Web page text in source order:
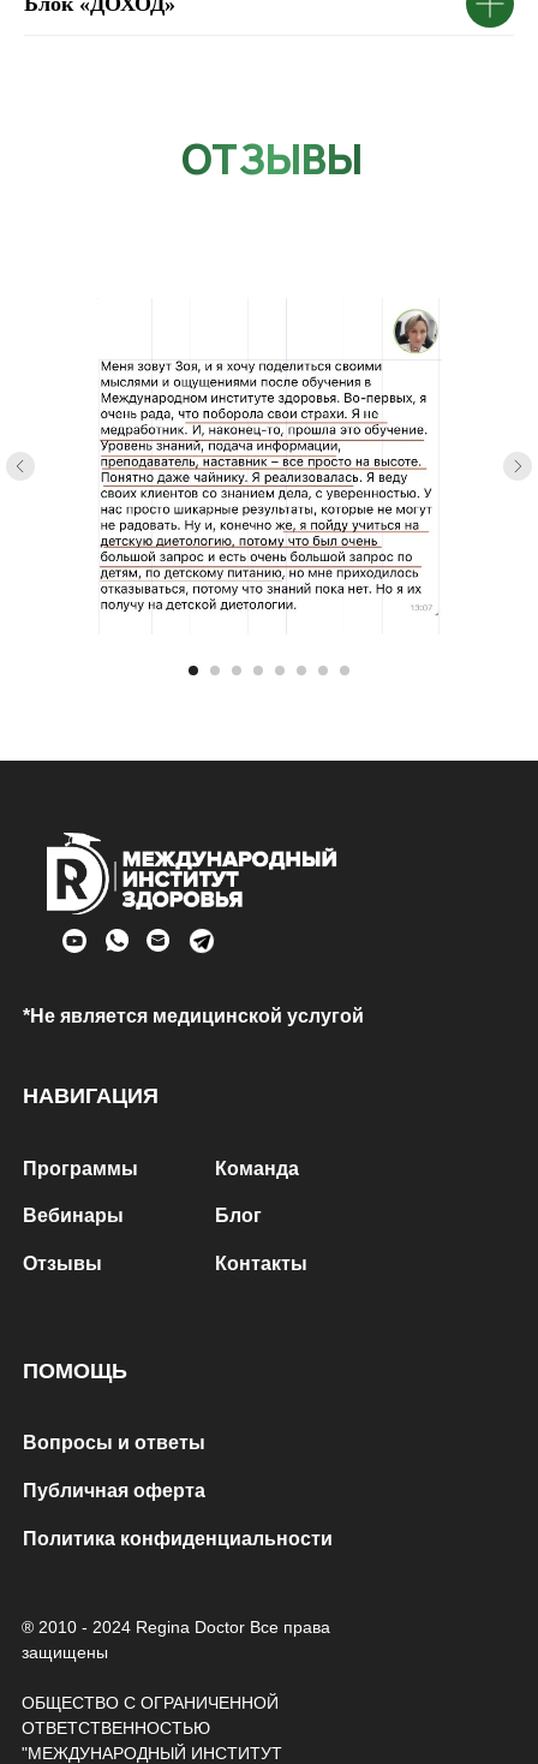
ОТЗЫВЫ
*Не является медицинской услугой
® 2010 - 2024 Regina Doctor Все права
защищены
ОБЩЕСТВО С ОГРАНИЧЕННОЙ
ОТВЕТСТВЕННОСТЬЮ
"МЕЖДУНАРОДНЫЙ ИНСТИТУТ
НАВИГАЦИЯ
ПОМОЩЬ
Программы
Вебинары
Отзывы
Команда
Блог
Контакты
Вопросы и ответы
Публичная оферта
Политика конфиденциальности